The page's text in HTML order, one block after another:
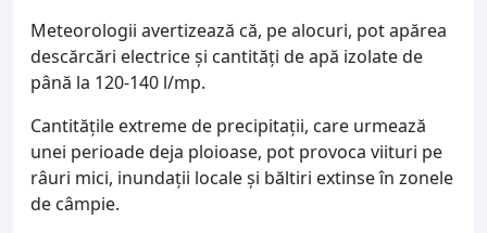
Meteorologii avertizează că, pe alocuri, pot apărea
descărcări electrice și cantități de apă izolate de
până la 120-140 l/mp.
Cantitățile extreme de precipitații, care urmează
unei perioade deja ploioase, pot provoca viituri pe
râuri mici, inundații locale și băltiri extinse în zonele
de câmpie.